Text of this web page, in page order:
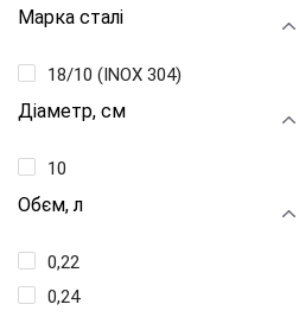
Марка сталі
18/10 (INOX 304)
Діаметр, см
10
Обєм, л
0,22
0,24